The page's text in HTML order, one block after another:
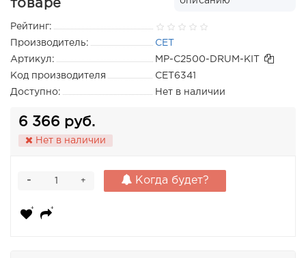
товаре
Рейтинг:
Производитель:
CET
Артикул:
MP-C2500-DRUM-KIT
Код производителя
CET6341
Доступно:
Нет в наличии
6 366 руб.
Нет в наличии
+
- Когда будет?